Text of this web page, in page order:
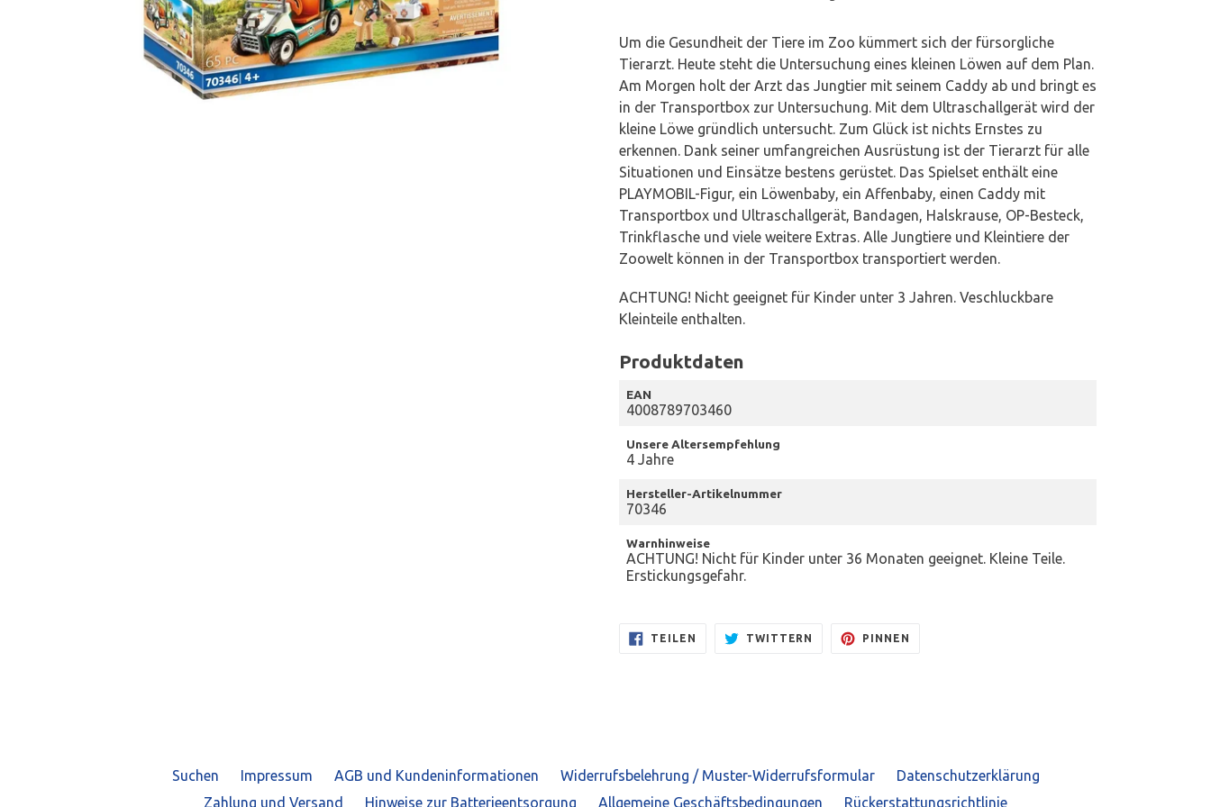
Um die Gesundheit der Tiere im Zoo kümmert sich der fürsorgliche
Tierarzt. Heute steht die Untersuchung eines kleinen Löwen auf dem Plan.
Am Morgen holt der Arzt das Jungtier mit seinem Caddy ab und bringt es
in der Transportbox zur Untersuchung. Mit dem Ultraschallgerät wird der
kleine Löwe gründlich untersucht. Zum Glück ist nichts Ernstes zu
erkennen. Dank seiner umfangreichen Ausrüstung ist der Tierarzt für alle
Situationen und Einsätze bestens gerüstet. Das Spielset enthält eine
PLAYMOBIL-Figur, ein Löwenbaby, ein Affenbaby, einen Caddy mit
Transportbox und Ultraschallgerät, Bandagen, Halskrause, OP-Besteck,
Trinkflasche und viele weitere Extras. Alle Jungtiere und Kleintiere der
Zoowelt können in der Transportbox transportiert werden.
ACHTUNG! Nicht geeignet für Kinder unter 3 Jahren. Veschluckbare
Kleinteile enthalten.
Produktdaten
EAN
4008789703460
Unsere Altersempfehlung
4 Jahre
Hersteller-Artikelnummer
70346
Warnhinweise
ACHTUNG! Nicht für Kinder unter 36 Monaten geeignet. Kleine Teile.
Erstickungsgefahr.
TEILEN
FACEBOOK
TWITTERN
TWITTER
PINNEN
Suchen Impressum AGB und Kundeninformationen Widerrufsbelehrung / Muster-Widerrufsformular
Datenschutzerklärung
Zahlung und Versand
Hinweise zur Batterieentsorgung Allgemeine Geschäftsbedingungen Rückerstattungsrichtlinie